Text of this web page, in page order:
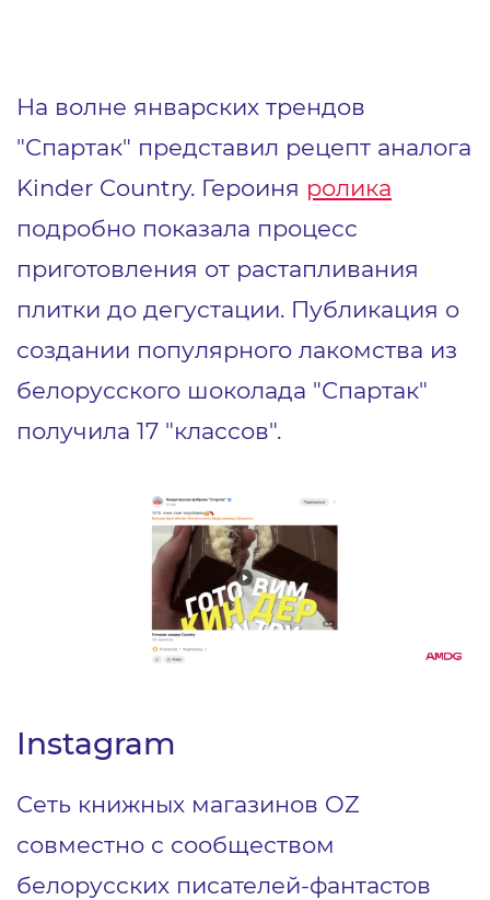
На волне январских трендов
"Спартак" представил рецепт аналога
Kinder Country. Героиня ролика
подробно показала процесс
приготовления от растапливания
плитки до дегустации. Публикация о
создании популярного лакомства из
белорусского шоколада "Спартак"
получила 17 "классов".
Instagram
Сеть книжных магазинов OZ
совместно с сообществом
белорусских писателей-фантастов